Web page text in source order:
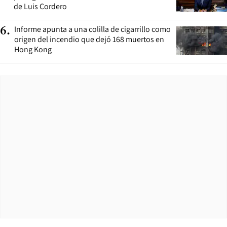
de Luis Cordero
6. Informe apunta a una colilla de cigarrillo como
origen del incendio que dejó 168 muertos en
Hong Kong